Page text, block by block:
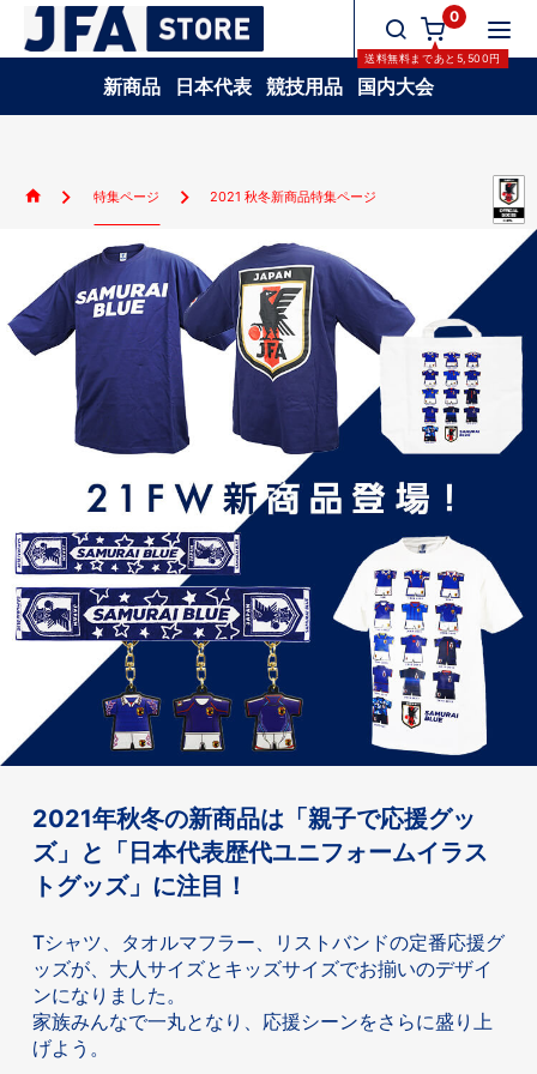
0
送料無料まであと 5,500円
新商品 日本代表 競技用品 国内大会
特集ページ 2021 秋冬新商品特集ページ
2021年秋冬の新商品は「親子で応援グッ
ズ」と「日本代表歴代ユニフォームイラス
トグッズ」に注目！
Tシャツ、タオルマフラー、リストバンドの定番応援グ
ッズが、大人サイズとキッズサイズでお揃いのデザイ
ンになりました。
家族みんなで一丸となり、応援シーンをさらに盛り上
げよう。